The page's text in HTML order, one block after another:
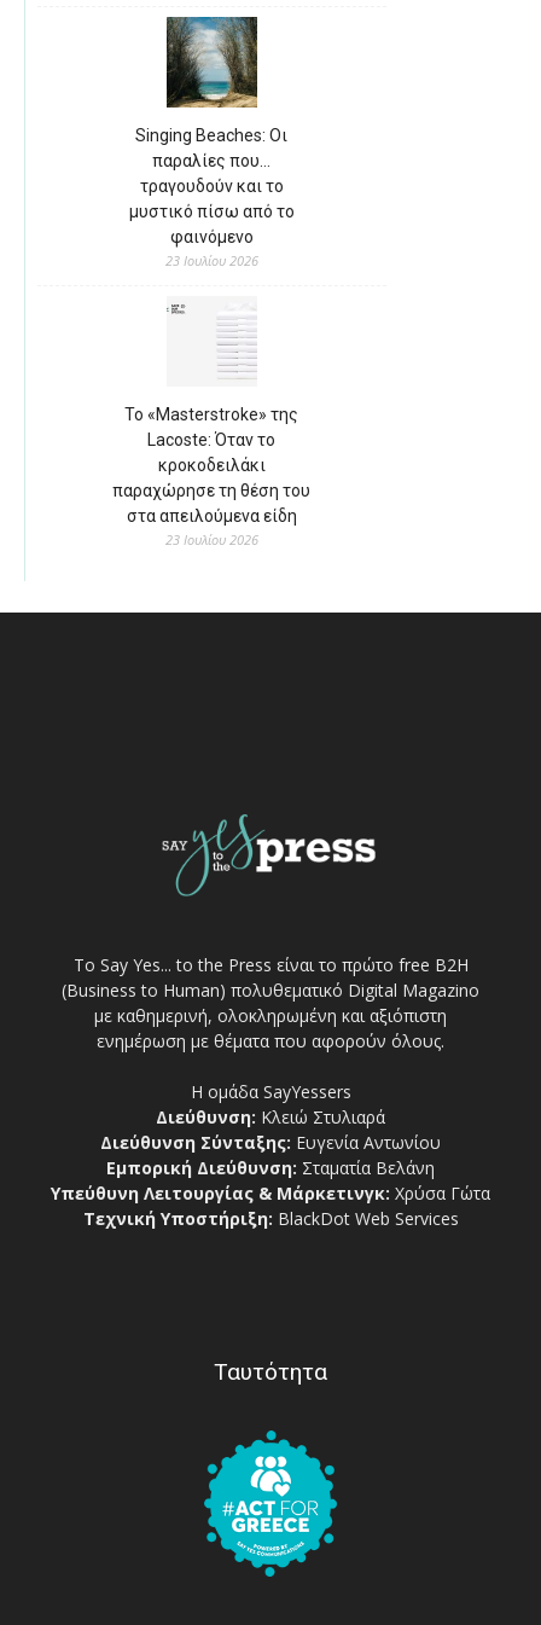
Singing Beaches: Οι
παραλίες που…
τραγουδούν και το
μυστικό πίσω από το
φαινόμενο
23 Ιουλίου 2026
Το «Masterstroke» της
Lacoste: Όταν το
κροκοδειλάκι
παραχώρησε τη θέση του
στα απειλούμενα είδη
23 Ιουλίου 2026
Το Say Yes... to the Press είναι το πρώτο free Β2Η
(Business to Human) πολυθεματικό Digital Magazino
με καθημερινή, ολοκληρωμένη και αξιόπιστη
ενημέρωση με θέματα που αφορούν όλους.
Η ομάδα SayYessers
Διεύθυνση: Κλειώ Στυλιαρά
Διεύθυνση Σύνταξης: Ευγενία Αντωνίου
Εμπορική Διεύθυνση: Σταματία Βελάνη
Υπεύθυνη Λειτουργίας & Μάρκετινγκ: Χρύσα Γώτα
Τεχνική Υποστήριξη: BlackDot Web Services
Ταυτότητα